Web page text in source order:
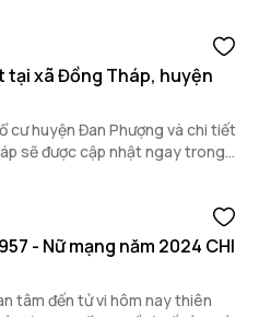
tại xã Đồng Tháp, huyện
cư huyện Đan Phượng và chi tiết
sẽ được cập nhật ngay trong
- Nữ mạng năm 2024 CHI
tâm đến tử vi hôm nay thiên